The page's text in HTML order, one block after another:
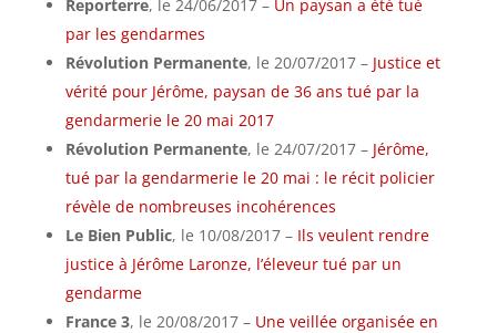
Reporterre, le 24/06/2017 – Un paysan a été tué
par les gendarmes
Révolution Permanente, le 20/07/2017 – Justice et
vérité pour Jérôme, paysan de 36 ans tué par la
gendarmerie le 20 mai 2017
Révolution Permanente, le 24/07/2017 – Jérôme,
tué par la gendarmerie le 20 mai : le récit policier
révèle de nombreuses incohérences
Le Bien Public, le 10/08/2017 – Ils veulent rendre
justice à Jérôme Laronze, l’éleveur tué par un
gendarme
France 3, le 20/08/2017 – Une veillée organisée en